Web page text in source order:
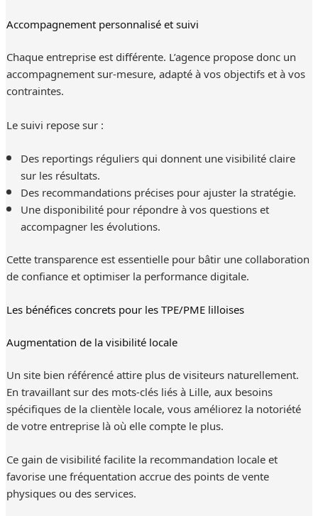
Accompagnement personnalisé et suivi
Chaque entreprise est différente. L’agence propose donc un
accompagnement sur-mesure, adapté à vos objectifs et à vos
contraintes.
Le suivi repose sur :
Des reportings réguliers qui donnent une visibilité claire
sur les résultats.
Des recommandations précises pour ajuster la stratégie.
Une disponibilité pour répondre à vos questions et
accompagner les évolutions.
Cette transparence est essentielle pour bâtir une collaboration
de confiance et optimiser la performance digitale.
Les bénéfices concrets pour les TPE/PME lilloises
Augmentation de la visibilité locale
Un site bien référencé attire plus de visiteurs naturellement.
En travaillant sur des mots-clés liés à Lille, aux besoins
spécifiques de la clientèle locale, vous améliorez la notoriété
de votre entreprise là où elle compte le plus.
Ce gain de visibilité facilite la recommandation locale et
favorise une fréquentation accrue des points de vente
physiques ou des services.